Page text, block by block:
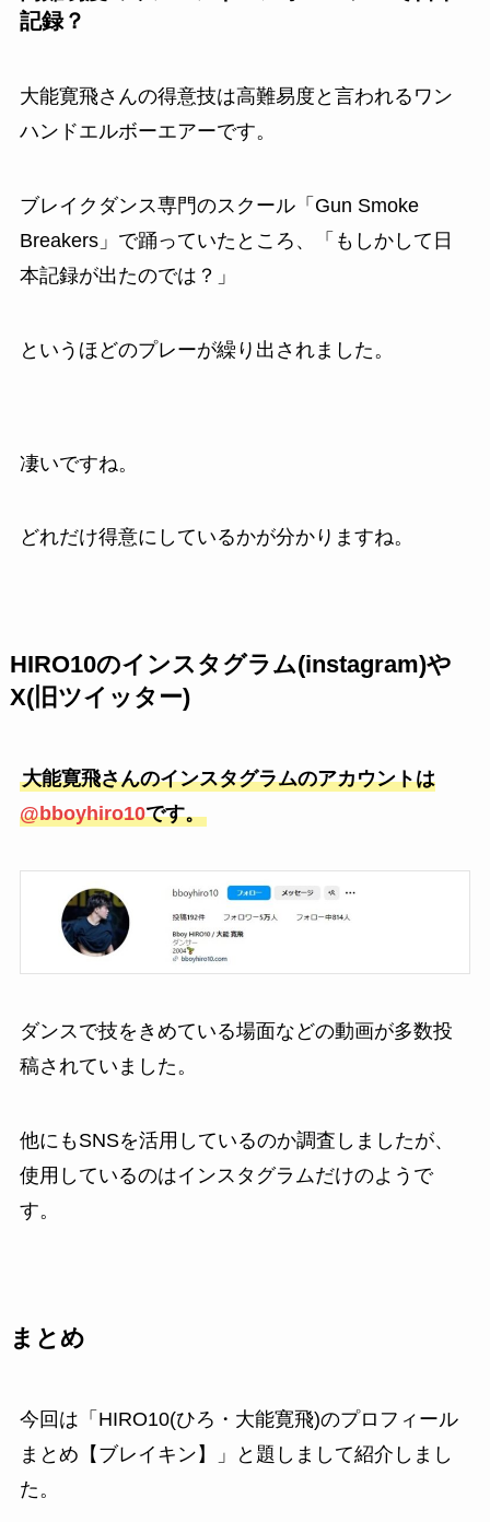
記録？
大能寛飛さんの得意技は高難易度と言われるワン
ハンドエルボーエアーです。
ブレイクダンス専門のスクール「Gun Smoke
Breakers」で踊っていたところ、「もしかして日
本記録が出たのでは？」
というほどのプレーが繰り出されました。
凄いですね。
どれだけ得意にしているかが分かりますね。
HIRO10のインスタグラム(instagram)や
X(旧ツイッター)
大能寛飛さんのインスタグラムのアカウントは
@bboyhiro10です。
ダンスで技をきめている場面などの動画が多数投
稿されていました。
他にもSNSを活用しているのか調査しましたが、
使用しているのはインスタグラムだけのようで
す。
まとめ
今回は「HIRO10(ひろ・大能寛飛)のプロフィール
まとめ【ブレイキン】」と題しまして紹介しまし
た。